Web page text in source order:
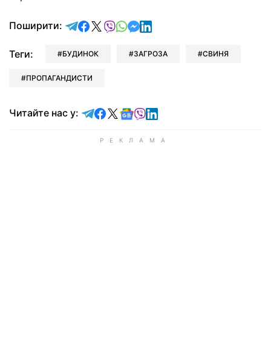
Поширити: відправити у Telegram
поділитись у Facebook
поділитись у X
відправити у Viber
відправити у Whatsapp
відправити у Messenger
відправити у LinkedIn
Теги: БУДИНОК ЗАГРОЗА СВИНЯ
ПРОПАГАНДИСТИ
Читайте нас у: Читайте у Telegram
Читайте у Facebook
Читайте у X
Читайте у Google news
Читайте у Viber
Читайте у LinkedIn